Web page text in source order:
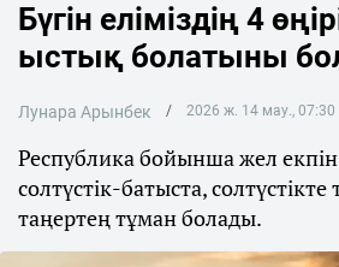
Бүгін еліміздің 4
ыстық болатыны
Лунара Арынбек 2026 ж. 14 мау., 07:30
Республика бойынша жел
солтүстік-батыста,
таңертең тұман болады.